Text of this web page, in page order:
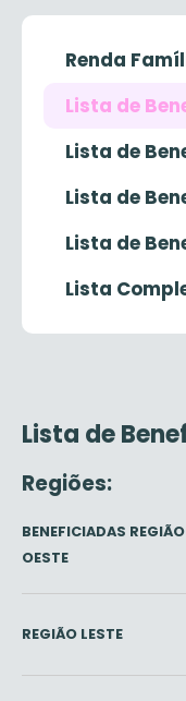
Renda
Lista de
Lista de
Lista de
Lista de
Lista
Lista de
Regiões:
BENEFICIADAS
OESTE
REGIÃO LESTE